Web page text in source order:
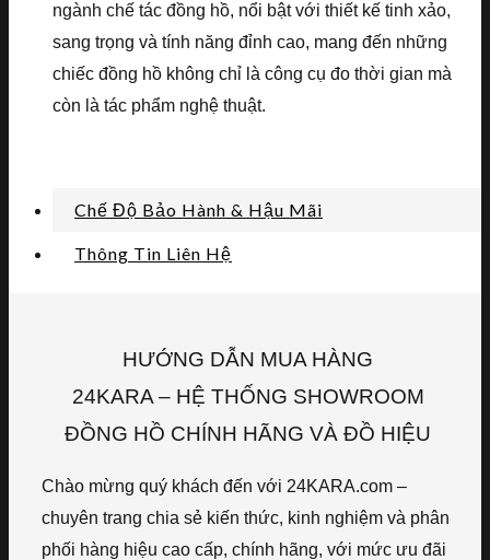
ngành chế tác đồng hồ, nổi bật với thiết kế tinh xảo,
sang trọng và tính năng đỉnh cao, mang đến những
chiếc đồng hồ không chỉ là công cụ đo thời gian mà
còn là tác phẩm nghệ thuật.
Chế Độ Bảo Hành & Hậu Mãi
Thông Tin Liên Hệ
HƯỚNG DẪN MUA HÀNG
24KARA – HỆ THỐNG SHOWROOM
ĐỒNG HỒ CHÍNH HÃNG VÀ ĐỒ HIỆU
Chào mừng quý khách đến với 24KARA.com –
chuyên trang chia sẻ kiến thức, kinh nghiệm và phân
phối hàng hiệu cao cấp, chính hãng, với mức ưu đãi